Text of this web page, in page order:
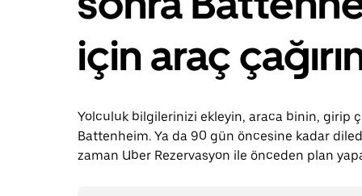
için araç
Yolculuk bilgilerinizi ekleyin, araca binin, girip
Battenheim. Ya da 90 gün öncesine kadar
zaman Uber Rezervasyon ile önceden plan